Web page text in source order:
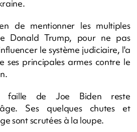
de mentionner les multiples
Donald Trump, pour ne pas
le système judiciaire, l'a
ses principales armes contre le
faille de Joe Biden reste
Ses quelques chutes et
sont scrutées à la loupe.